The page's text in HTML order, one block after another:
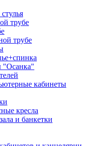
трубе
трубе
"Осанка"
кабинеты
кресла
и банкетки